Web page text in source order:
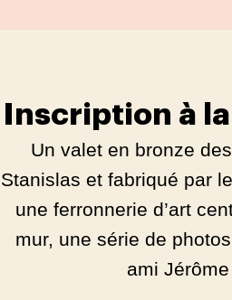
Inscription à
Un valet en bronze
Stanislas et fabriqué par
une ferronnerie d’art
mur, une série de
ami